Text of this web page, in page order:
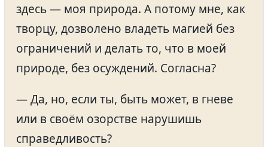
здесь — моя природа. А потому мне, как
творцу, дозволено владеть магией без
ограничений и делать то, что в моей
природе, без осуждений. Согласна?
— Да, но, если ты, быть может, в гневе
или в своём озорстве нарушишь
справедливость?